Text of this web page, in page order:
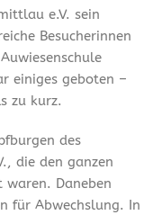
e.V. sein
Besucherinnen
einiges geboten –
zu kurz.
des
die den ganzen
Daneben
für Abwechslung. In